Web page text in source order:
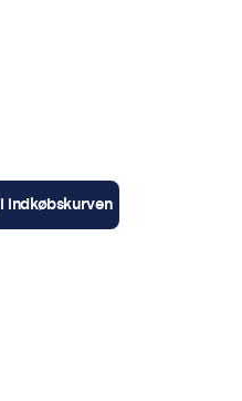
indkøbskurven